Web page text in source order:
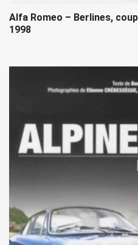
Alfa Romeo – Berlines,
1998